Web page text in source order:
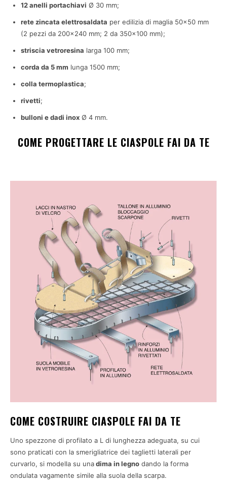
12 anelli portachiavi Ø 30 mm;
rete zincata elettrosaldata per edilizia di maglia 50×50 mm
(2 pezzi da 200×240 mm; 2 da 350×100 mm);
striscia vetroresina larga 100 mm;
corda da 5 mm lunga 1500 mm;
colla termoplastica;
rivetti;
bulloni e dadi inox Ø 4 mm.
COME PROGETTARE LE CIASPOLE FAI DA TE
COME COSTRUIRE CIASPOLE FAI DA TE
Uno spezzone di profilato a L di lunghezza adeguata, su cui
sono praticati con la smerigliatrice dei taglietti laterali per
curvarlo, si modella su unadima in legno dando la forma
ondulata vagamente simile alla suola della scarpa.